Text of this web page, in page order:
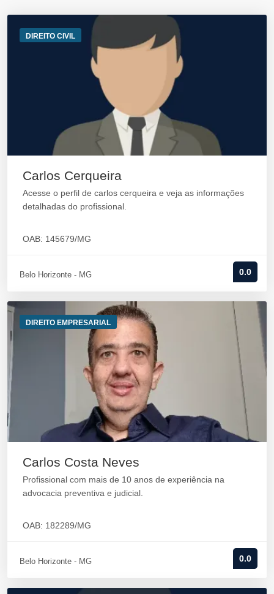
DIREITO CIVIL
Carlos Cerqueira
Acesse o perfil de carlos cerqueira e veja as informações
detalhadas do profissional.
OAB: 145679/MG
Belo Horizonte - MG 0.0
DIREITO EMPRESARIAL
Carlos Costa Neves
Profissional com mais de 10 anos de experiência na
advocacia preventiva e judicial.
OAB: 182289/MG
Belo Horizonte - MG 0.0